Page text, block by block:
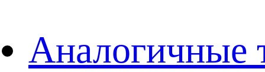
Аналогичные